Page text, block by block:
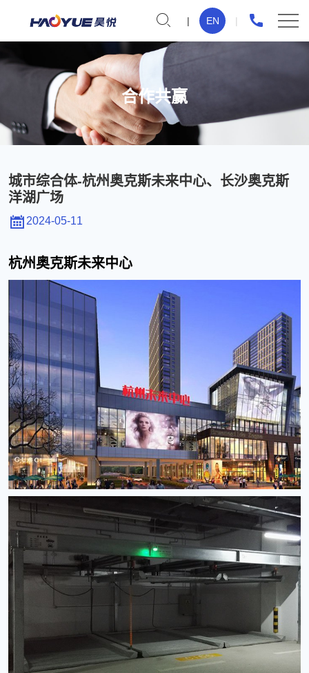
EN
综
杭
州
奥
克
斯
来
中
心、
长
沙
奥
克
斯
洋
湖
广
场
合作共赢
城市综合体-杭州奥克斯未来中心、长沙奥克斯
洋湖广场
2024-05-11
杭州奥克斯未来中心